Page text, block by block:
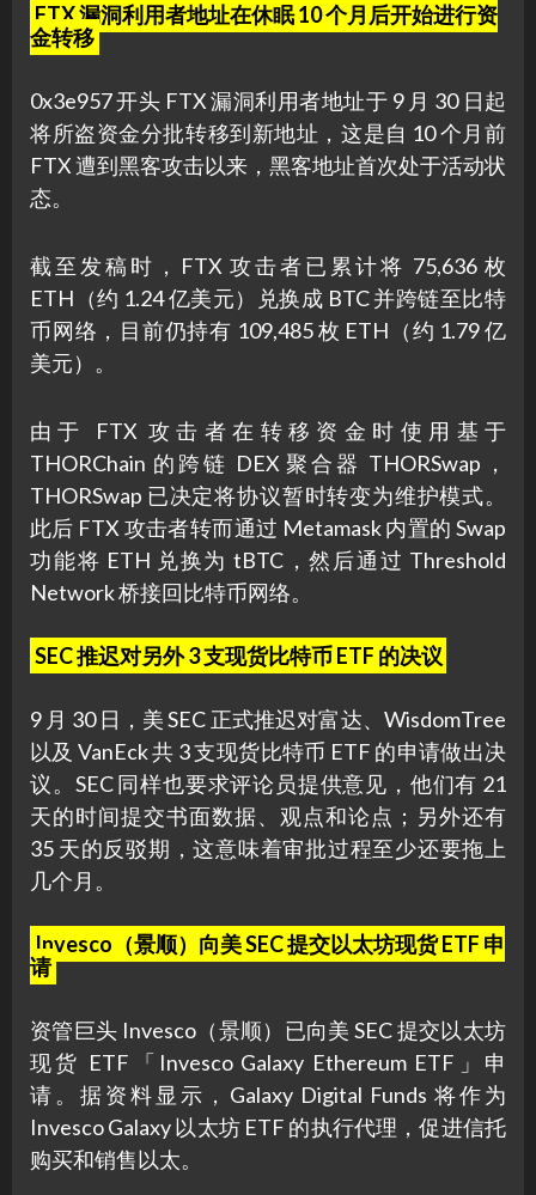
FTX 漏洞利用者地址在休眠 10 个月后开始进行资
金转移
0x3e957 开头 FTX 漏洞利用者地址于 9 月 30 日起
将所盗资金分批转移到新地址，这是自 10 个月前
FTX 遭到黑客攻击以来，黑客地址首次处于活动状
态。
截至发稿时，FTX 攻击者已累计将 75,636 枚
ETH（约 1.24 亿美元）兑换成 BTC 并跨链至比特
币网络，目前仍持有 109,485 枚 ETH（约 1.79 亿
美元）。
由于 FTX 攻击者在转移资金时使用基于
THORChain 的跨链 DEX 聚合器 THORSwap，
THORSwap 已决定将协议暂时转变为维护模式。
此后 FTX 攻击者转而通过 Metamask 内置的 Swap
功能将 ETH 兑换为 tBTC，然后通过 Threshold
Network 桥接回比特币网络。
SEC 推迟对另外 3 支现货比特币 ETF 的决议
9 月 30 日，美 SEC 正式推迟对富达、WisdomTree
以及 VanEck 共 3 支现货比特币 ETF 的申请做出决
议。SEC 同样也要求评论员提供意见，他们有 21
天的时间提交书面数据、观点和论点；另外还有
35 天的反驳期，这意味着审批过程至少还要拖上
几个月。
Invesco（景顺）向美 SEC 提交以太坊现货 ETF 申
请
资管巨头 Invesco（景顺）已向美 SEC 提交以太坊
现货 ETF「Invesco Galaxy Ethereum ETF」申
请。据资料显示，Galaxy Digital Funds 将作为
Invesco Galaxy 以太坊 ETF 的执行代理，促进信托
购买和销售以太。